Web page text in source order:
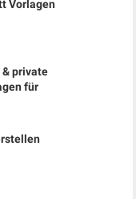
Vorlagen
private
für